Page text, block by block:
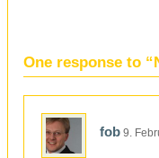
One response to
fob 9.